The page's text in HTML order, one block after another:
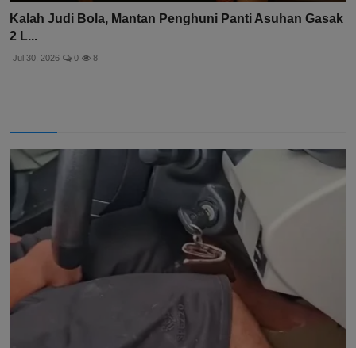
Kalah Judi Bola, Mantan Penghuni Panti Asuhan Gasak
2 L...
Jul 30, 2026 0 8